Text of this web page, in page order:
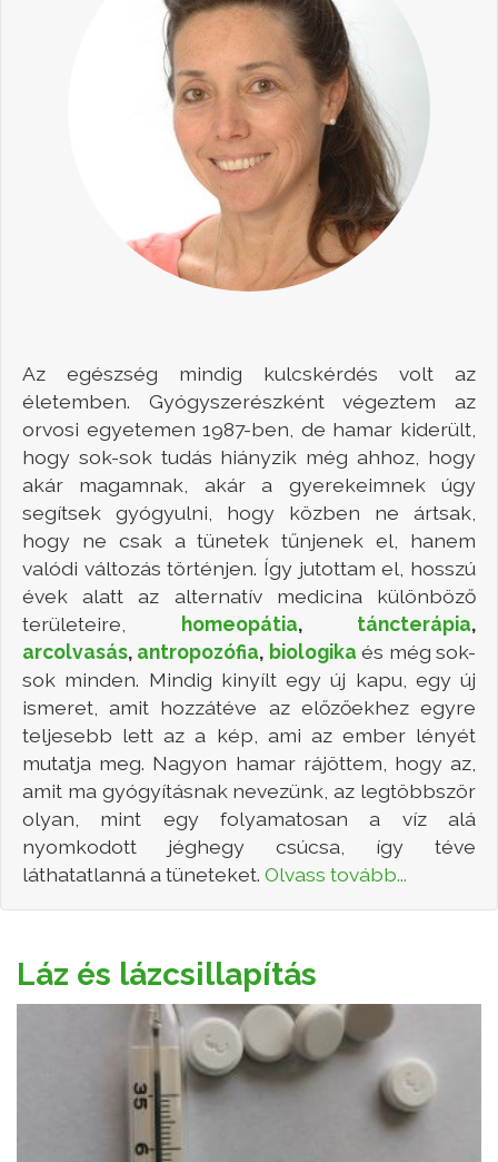
Az egészség mindig kulcskérdés volt az
életemben. Gyógyszerészként végeztem az
orvosi egyetemen 1987-ben, de hamar kiderült,
hogy sok-sok tudás hiányzik még ahhoz, hogy
akár magamnak, akár a gyerekeimnek úgy
segítsek gyógyulni, hogy közben ne ártsak,
hogy ne csak a tünetek tűnjenek el, hanem
valódi változás történjen. Így jutottam el, hosszú
évek alatt az alternatív medicina különböző
területeire,
homeopátia, táncterápia,
arcolvasás, antropozófia, biologika és még sok-
sok minden. Mindig kinyílt egy új kapu, egy új
ismeret, amit hozzátéve az előzőekhez egyre
teljesebb lett az a kép, ami az ember lényét
mutatja meg. Nagyon hamar rájöttem, hogy az,
amit ma gyógyításnak nevezünk, az legtöbbször
olyan, mint egy folyamatosan a víz alá
nyomkodott jéghegy csúcsa, így téve
láthatatlanná a tüneteket. Olvass tovább...
Láz és lázcsillapítás